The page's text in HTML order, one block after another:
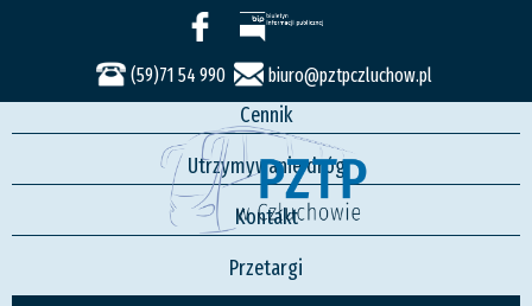
(59)71 54 990 biuro@pztpczluchow.pl
Usługi
Rozkład jazdy
Cennik
Utrzymywanie dróg
Kontakt
Przetargi